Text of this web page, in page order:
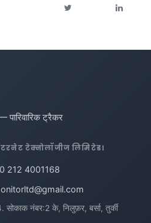
पारिवारिक ट्रैकर
टेक्नोलॉजीज लिमिटेड।
212 4001168
सोकाक नंबर:2 के, निलुफ़र, बर्सा, तुर्की